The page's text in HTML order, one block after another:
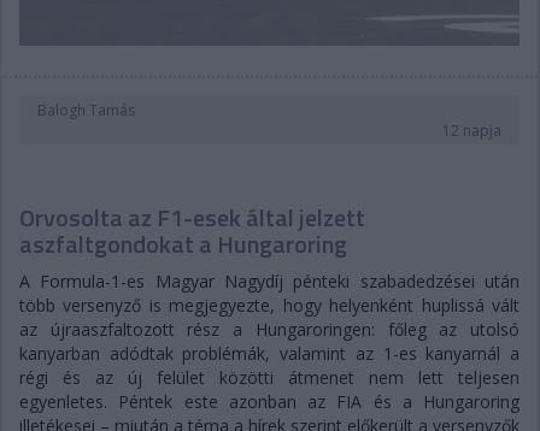
Balogh Tamás
12 napja
Orvosolta az F1-esek által jelzett
aszfaltgondokat a Hungaroring
A Formula-1-es Magyar Nagydíj pénteki szabadedzései után
több versenyző is megjegyezte, hogy helyenként huplissá vált
az újraaszfaltozott rész a Hungaroringen: főleg az utolsó
kanyarban adódtak problémák, valamint az 1-es kanyarnál a
régi és az új felület közötti átmenet nem lett teljesen
egyenletes. Péntek este azonban az FIA és a Hungaroring
illetékesei – miután a téma a hírek szerint előkerült a versenyzők